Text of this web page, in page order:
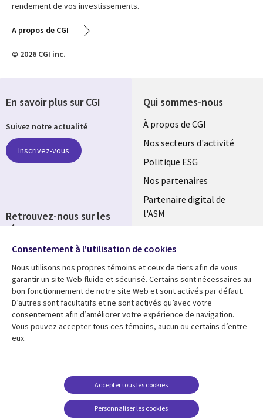
rendement de vos investissements.
A propos de CGI
© 2026 CGI inc.
Qui sommes-nous
Useful
links
FRANCE
À propos de CGI
Nos secteurs d'activité
Politique ESG
Nos partenaires
Partenaire digital de
l'ASM
Fusions
Ressources
Library
Links
Articles
Blog
Support
Legal
Accessibilité
conditions juridiques
FAQ Carrières
Centre de gestion des
En savoir plus sur CGI
Suivez notre actualité
Inscrivez-vous
Retrouvez-nous sur les
réseaux
Social
Media
FRANCE
Consentement à l'utilisation de cookies
Nous utilisons nos propres témoins et ceux de tiers afin de vous
garantir un site Web fluide et sécurisé. Certains sont nécessaires au
bon fonctionnement de notre site Web et sont activés par défaut.
D’autres sont facultatifs et ne sont activés qu’avec votre
consentement afin d’améliorer votre expérience de navigation.
Vous pouvez accepter tous ces témoins, aucun ou certains d’entre
eux.
Personnaliser les cookies
Accepter tous les cookies